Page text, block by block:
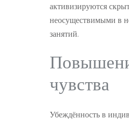
активизируются
неосуществимыми в
занятий.
чувства
Убеждённость в